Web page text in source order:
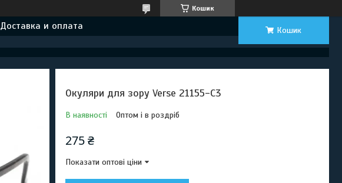
Кошик
Доставка и оплата Кошик
Окуляри для зору Verse 21155-C3
В наявності Оптом і в роздріб
275 ₴
Показати оптові ціни